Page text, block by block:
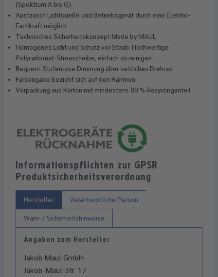
(Spektrum A bis G)
Austausch Lichtquelle und Betriebsgerät durch eine Elektro-
Fachkraft möglich
Technisches Sicherheitskonzept Made by MAUL
Homogenes Licht und Schutz vor Staub: Hochwertige
Polycarbonat-Streuscheibe, einfach zu reinigen
Bequem: Stufenlose Dimmung über seitliches Drehrad
Farbangabe bezieht sich auf den Rahmen
Verpackung aus Karton mit mindestens 80 % Recyclinganteil
Informationspflichten zur GPSR
Produktsicherheitsverordnung
Hersteller Verantwortliche Person
Warn- / Sicherheitshinweise
Angaben zum Hersteller
Jakob Maul GmbH
Jakob-Maul-Str. 17